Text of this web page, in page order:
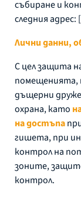
събиране и
следния адрес: [
Лични данни,
С цел защита
помещенията,
дъщерни
охрана, като
на достъпа
гишета, при
контрол на
зоните,
контрол.